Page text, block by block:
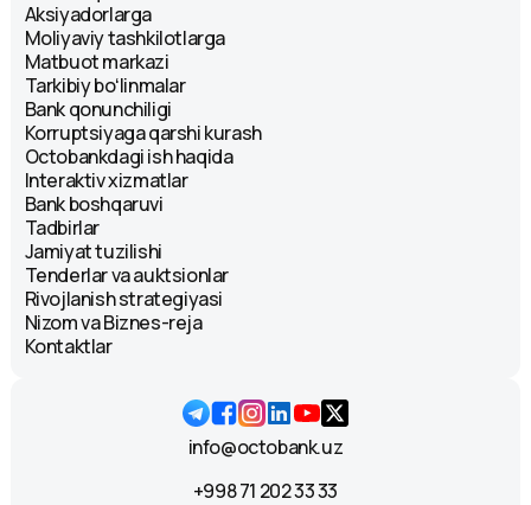
Aksiyadorlarga
Moliyaviy tashkilotlarga
Matbuot markazi
Tarkibiy boʻlinmalar
Bank qonunchiligi
Korruptsiyaga qarshi kurash
Octobankdagi ish haqida
Interaktiv xizmatlar
Bank boshqaruvi
Tadbirlar
Jamiyat tuzilishi
Tenderlar va auktsionlar
Rivojlanish strategiyasi
Nizom va Biznes-reja
Kontaktlar
info@octobank.uz
+998 71 202 33 33